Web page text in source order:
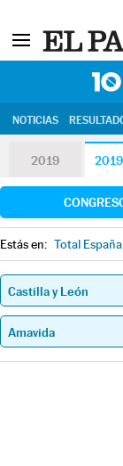
NOTICIAS
2019
Estás en: Total España